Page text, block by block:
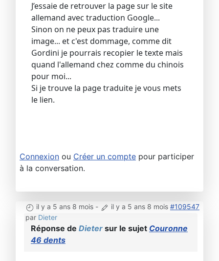
J’essaie de retrouver la page sur le site
allemand avec traduction Google...
Sinon on ne peux pas traduire une
image... et c'est dommage, comme dit
Gordini je pourrais recopier le texte mais
quand l'allemand chez comme du chinois
pour moi...
Si je trouve la page traduite je vous mets
le lien.
Connexion ou Créer un compte pour participer
à la conversation.
il y a 5 ans 8 mois - il y a 5 ans 8 mois #109547
par Dieter
Réponse de Dieter sur le sujet Couronne
46 dents